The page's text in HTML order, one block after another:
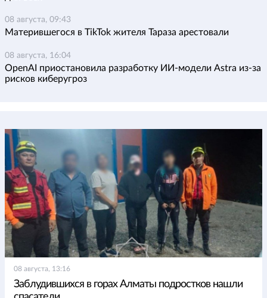
08 августа, 09:43
Матерившегося в TikTok жителя Тараза арестовали
08 августа, 16:04
OpenAI приостановила разработку ИИ-модели Astra из-за
рисков киберугроз
08 августа, 13:16
Заблудившихся в горах Алматы подростков нашли